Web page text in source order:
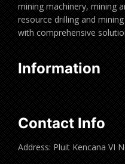
mining machinery, mining
resource drilling and
with comprehensive
Information
Contact Info
Address: Pluit Kencana VI